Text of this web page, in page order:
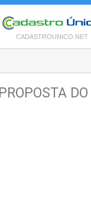
CADASTROUNICO.NET